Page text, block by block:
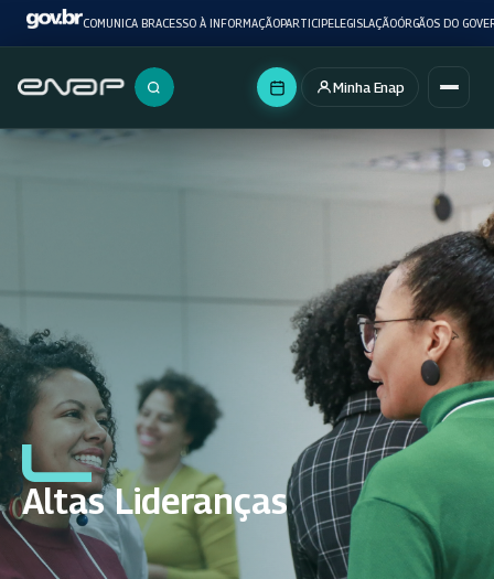
COMUNICA BRACESSO À INFORMAÇÃOPARTICIPELEGISLAÇÃOÓRGÃOS DO
Buscar no portal
Minha Enap
Altas Lideranças